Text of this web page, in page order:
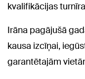
kvalifikācijas
Irāna pagājušā
kausa izcīņai,
garantētajām